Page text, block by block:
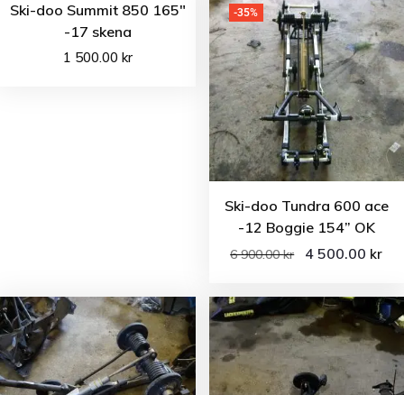
Ski-doo Summit 850 165″
-17 skena
1 500.00 kr
-35%
Ski-doo Tundra 600 ace
-12 Boggie 154” OK
6 900.00kr 4 500.00 kr